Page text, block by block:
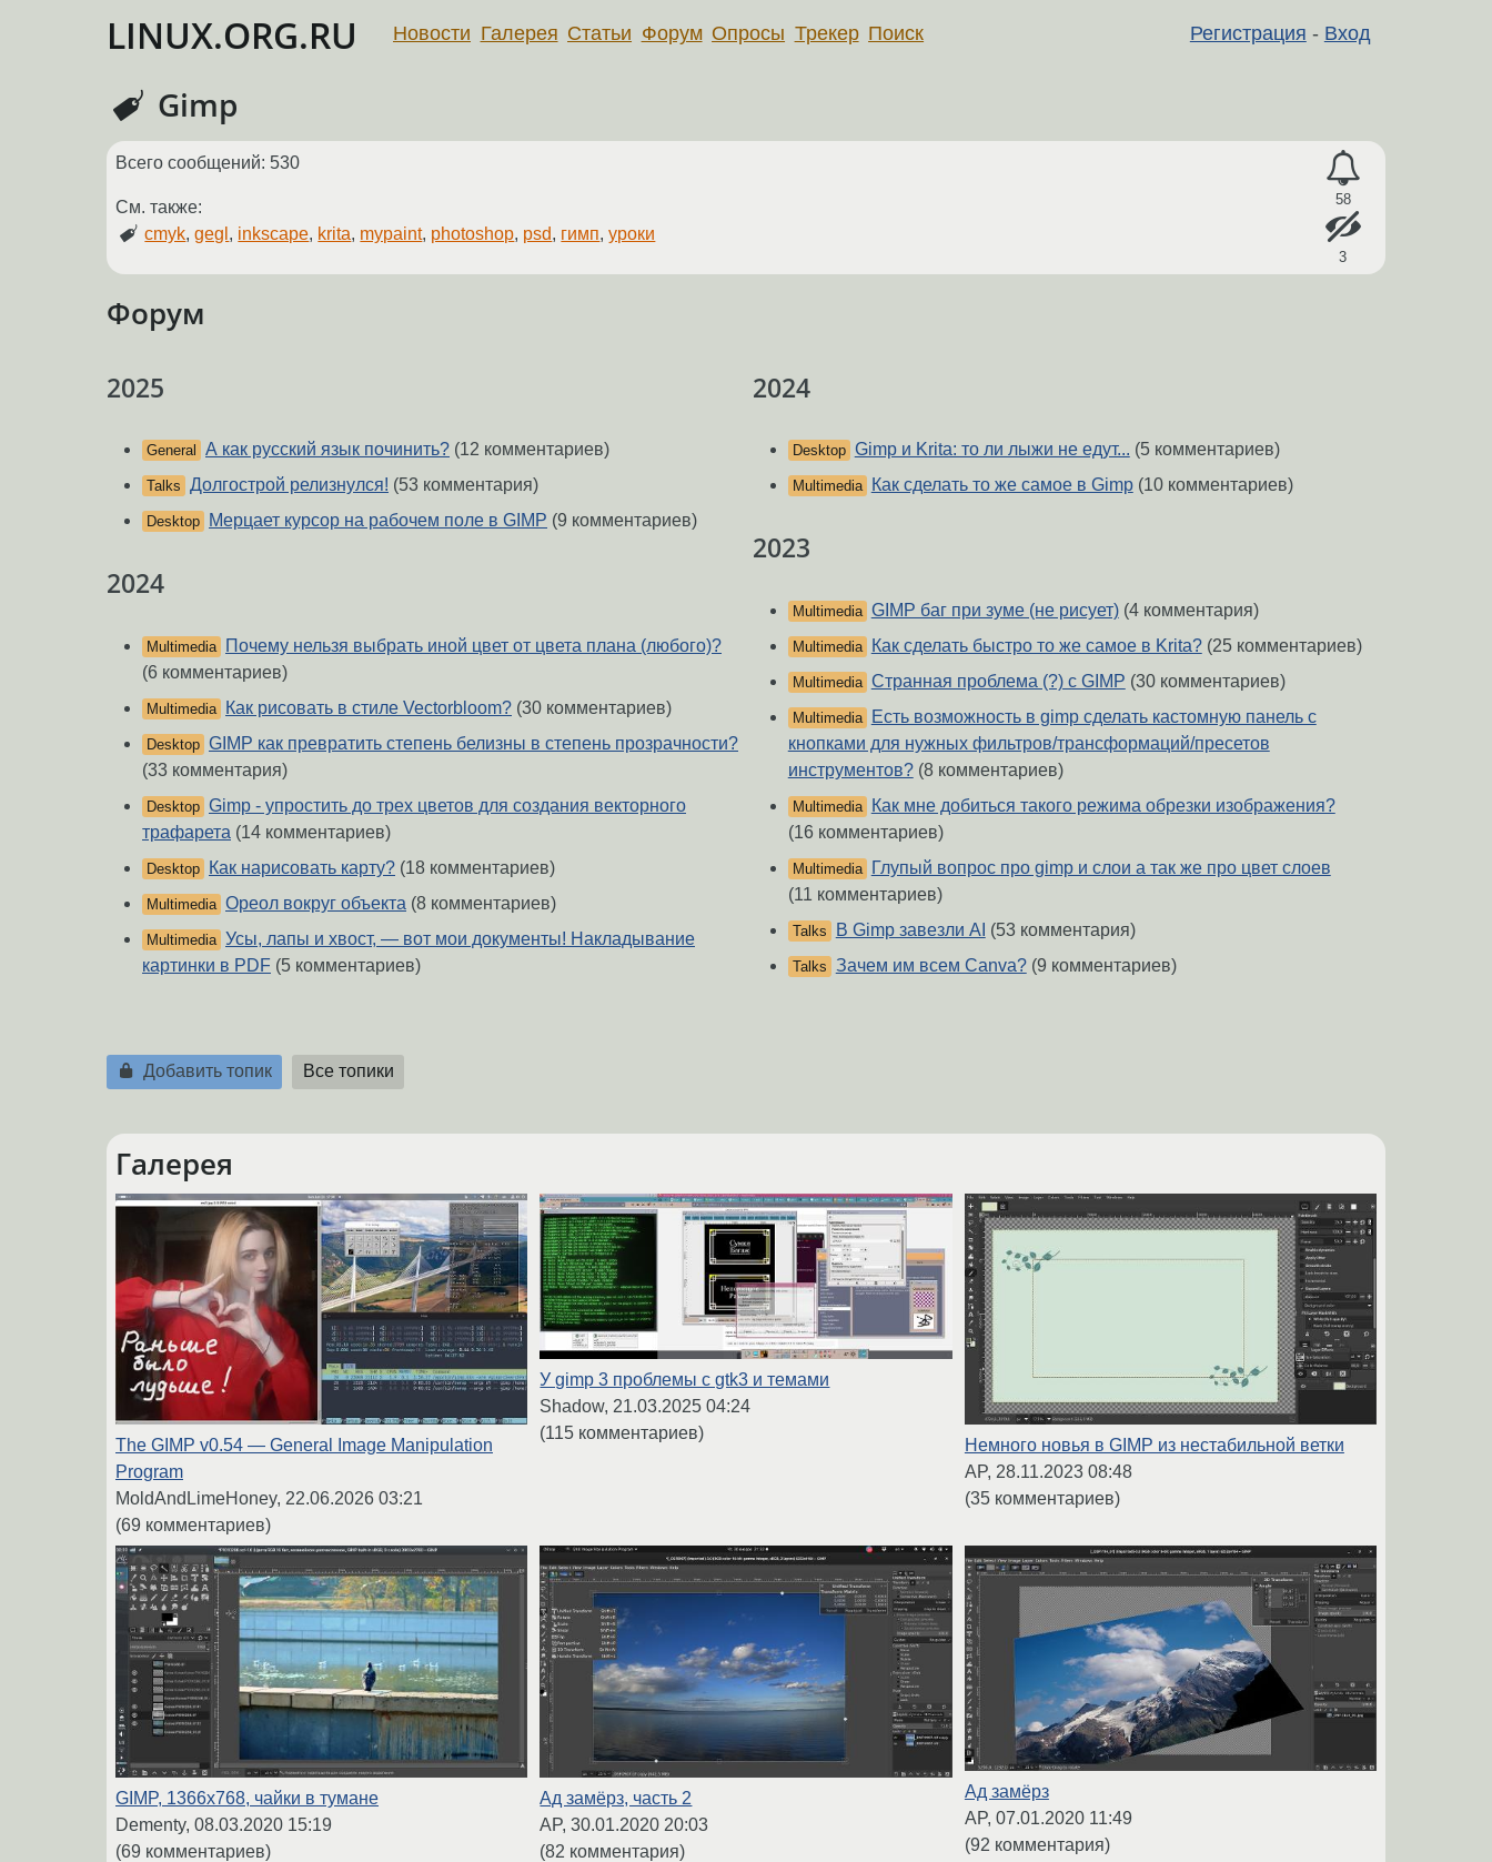
LINUX.ORG.RU Регистрация - Вход
Новости Галерея Статьи Форум Опросы Трекер Поиск
Gimp
58
3
Всего сообщений: 530
См. также:
cmyk,gegl , inkscape, krita, mypaint, photoshop, psd, гимп,уроки
Форум
2025
General А как русский язык починить? (12 комментариев)
Talks Долгострой релизнулся! (53 комментария)
Desktop Мерцает курсор на рабочем поле в GIMP (9 комментариев)
2024
Multimedia
Почему нельзя выбрать иной цвет от цвета плана (любого)?
(6 комментариев)
Multimedia Как рисовать в стиле Vectorbloom? (30 комментариев)
Desktop GIMP как превратить степень белизны в степень прозрачности?
(33 комментария)
Desktop Gimp - упростить до трех цветов для создания векторного
трафарета (14 комментариев)
Desktop Как нарисовать карту? (18 комментариев)
Multimedia Ореол вокруг объекта (8 комментариев)
Multimedia Усы, лапы и хвост, — вот мои документы! Накладывание
картинки в PDF (5 комментариев)
2024
Desktop Gimp и Krita: то ли лыжи не едут... (5 комментариев)
Multimedia Как сделать то же самое в Gimp(10 комментариев)
2023
Multimedia GIMP баг при зуме (не рисует)(4 комментария)
Multimedia Как сделать быстро то же самое в Krita?(25 комментариев)
Multimedia Странная проблема (?) с GIMP (30 комментариев)
Multimedia
Есть возможность в gimp сделать кастомную панель с
кнопками для нужных фильтров/трансформаций/пресетов
инструментов?(8 комментариев)
Multimedia
Как мне добиться такого режима обрезки изображения?
(16 комментариев)
Multimedia
Глупый вопрос про gimp и слои а так же про цвет слоев
(11 комментариев)
Talks В Gimp завезли AI (53 комментария)
Talks Зачем им всем Canva?(9 комментариев)
Добавить топик Все топики
Галерея
The GIMP v0.54 — General Image Manipulation
Program
MoldAndLimeHoney, 22.06.2026 03:21
(69 комментариев)
У gimp 3 проблемы с gtk3 и темами
Shadow, 21.03.2025 04:24
(115 комментариев)
Немного новья в GIMP из нестабильной ветки
AP, 28.11.2023 08:48
(35 комментариев)
GIMP, 1366x768, чайки в тумане
Dementy, 08.03.2020 15:19
(69 комментариев)
Ад замёрз, часть 2
AP,30.01.2020 20:03
(82 комментария)
Ад замёрз
AP, 07.01.2020 11:49
(92 комментария)